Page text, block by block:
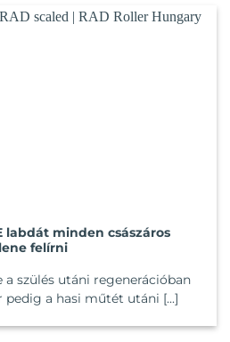
labdát minden császáros
felírni
a szülés utáni regenerációban
a hasi műtét utáni [...]